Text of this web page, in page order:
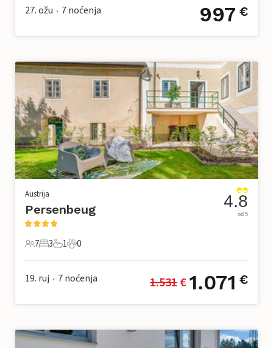
27. ožu • 7 noćenja 997 €
Austrija
Persenbeug
7 Gosti
7
3 Spavaće sobe
3
1 Kupaonica
1
0 Kućni ljubimac
0
4.8
od 5
19. ruj • 7 noćenja 1.531 € 1.071 €